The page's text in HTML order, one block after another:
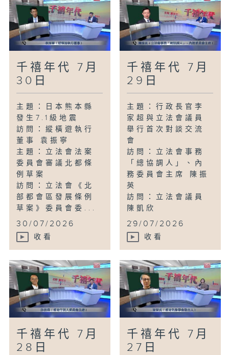
千禧年代 7月
30日
主題：日本熊本縣
發生7.1級地震
訪問：縱橫遊執行
董事 袁振寧
主題：立法會法案
委員會審議北都條
例草案
訪問：立法會《北
部都會區發展條例
草案》委員會委...
30/07/2026
收看
千禧年代 7月
29日
主題：行政長官李
家超與立法會議員
舉行首次對談交流
會
訪問：立法會事務
「總協調人」、內
務委員會主席 陳振
英
訪問：立法會議員
陳凱欣
...
29/07/2026
收看
千禧年代 7月
28日
千禧年代 7月
27日